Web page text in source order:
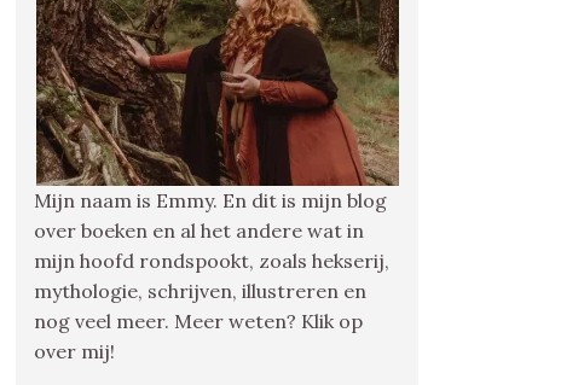
Mijn naam is Emmy. En dit is mijn blog
over boeken en al het andere wat in
mijn hoofd rondspookt, zoals hekserij,
mythologie, schrijven, illustreren en
nog veel meer. Meer weten? Klik op
over mij!